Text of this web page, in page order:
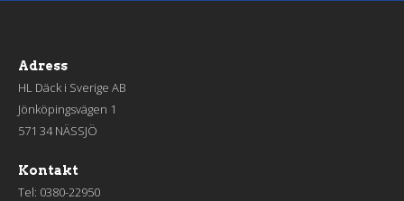
Adress
HL Däck i Sverige AB
Jönköpingsvägen 1
571 34 NÄSSJÖ
Kontakt
Tel: 0380-22950